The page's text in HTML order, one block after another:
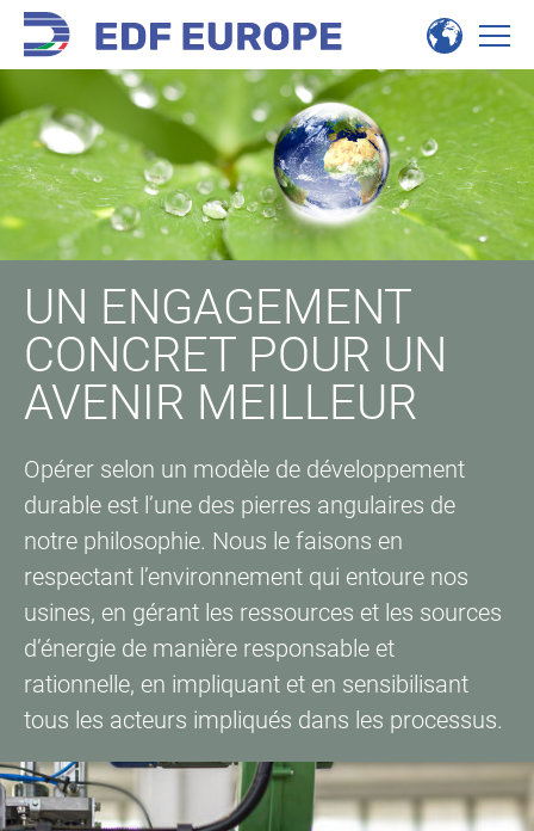
UN ENGAGEMENT
CONCRET POUR UN
AVENIR MEILLEUR
Opérer selon un modèle de développement
durable est l’une des pierres angulaires de
notre philosophie. Nous le faisons en
respectant l’environnement qui entoure nos
usines, en gérant les ressources et les sources
d’énergie de manière responsable et
rationnelle, en impliquant et en sensibilisant
tous les acteurs impliqués dans les processus.